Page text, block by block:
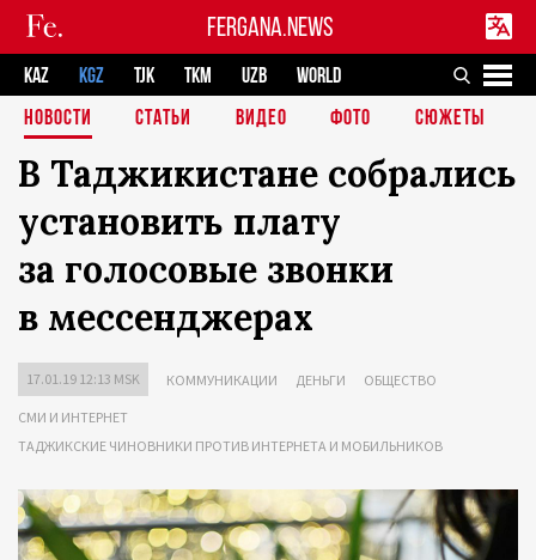
FERGANA.NEWS
KAZ KGZ TJK TKM UZB
WORLD
НОВОСТИ
СТАТЬИ ВИДЕО ФОТО СЮЖЕТЫ
В Таджикистане собрались
установить плату
за голосовые звонки
в мессенджерах
17.01.19 12:13 MSK КОММУНИКАЦИИ ДЕНЬГИ ОБЩЕСТВО
СМИ И ИНТЕРНЕТ
ТАДЖИКСКИЕ ЧИНОВНИКИ ПРОТИВ ИНТЕРНЕТА И МОБИЛЬНИКОВ